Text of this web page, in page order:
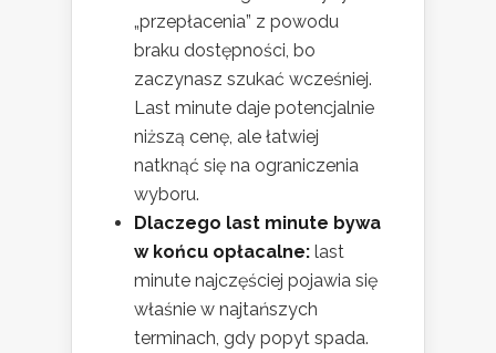
„przepłacenia” z powodu
braku dostępności, bo
zaczynasz szukać wcześniej.
Last minute daje potencjalnie
niższą cenę, ale łatwiej
natknąć się na ograniczenia
wyboru.
Dlaczego last minute bywa
w końcu opłacalne: last
minute najczęściej pojawia się
właśnie w najtańszych
terminach, gdy popyt spada.